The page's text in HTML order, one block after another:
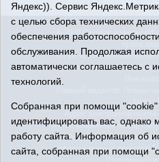
© 2026 Сетевое издание
права
© При использовании
Адрес редакции: 627750
(34551)
Адрес электронной почты:
Регистрационный номер
Федеральной службой по
информационных
Яндекс)). Сервис
с целью сбора технических
обеспечения
обслуживания. Продолжая
автоматически соглашаетесь с
технологий.
Собранная при помощи
идентифицировать вас, однако
работу сайта. Информация об
сайта, собранная при помощи